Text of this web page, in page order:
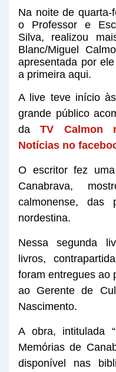
Na noite de
o Professor e
Silva, realizou
Blanc/Miguel
apresentada por
a primeira aqui.
A live teve início
grande público
daTV Calmon
Notícias no
O escritor fez
Canabrava,
calmonense, das
nordestina.
Nessa segunda
livros,
foram entregues ao
ao Gerente de
Nascimento.
A obra, intitulada
Memórias de
disponível nas